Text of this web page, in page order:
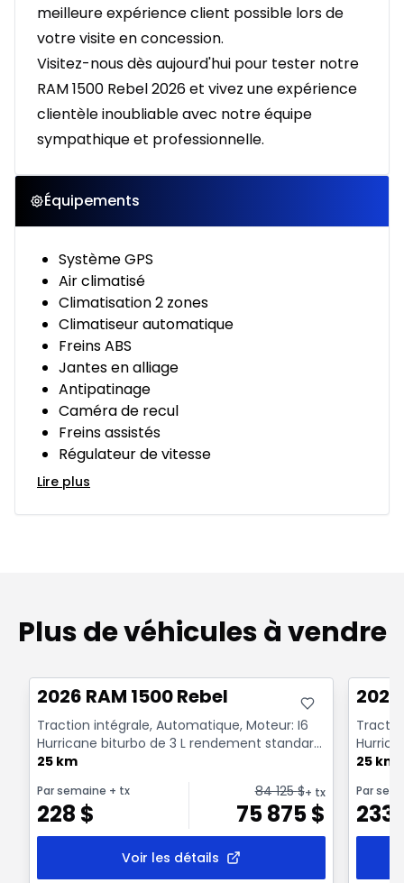
meilleure expérience client possible lors de
votre visite en concession.
Visitez-nous dès aujourd'hui pour tester notre
RAM 1500 Rebel 2026 et vivez une expérience
clientèle inoubliable avec notre équipe
sympathique et professionnelle.
Équipements
Système GPS
Air climatisé
Climatisation 2 zones
Climatiseur automatique
Freins ABS
Jantes en alliage
Antipatinage
Caméra de recul
Freins assistés
Régulateur de vitesse
Lire plus
Plus de véhicules à vendre
2026 RAM 1500 Rebel
Traction intégrale, Automatique, Moteur: I6
Hurricane biturbo de 3 L rendement standard
avec arrêt a...
25 km
Par semaine + tx
228 $
84 125$+ tx
75 875$
Voir les détails
avec
25 km
Par
233